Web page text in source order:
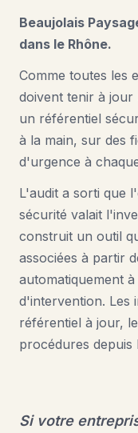
Beaujolais
dans le Rhône.
Comme toutes les
doivent tenir à jour
un référentiel
à la main, sur des
d'urgence à
L'audit a sorti que
sécurité valait
construit un outil
associées à partir
automatiquement
d'intervention. Les
référentiel à jour,
procédures depuis
Si votre